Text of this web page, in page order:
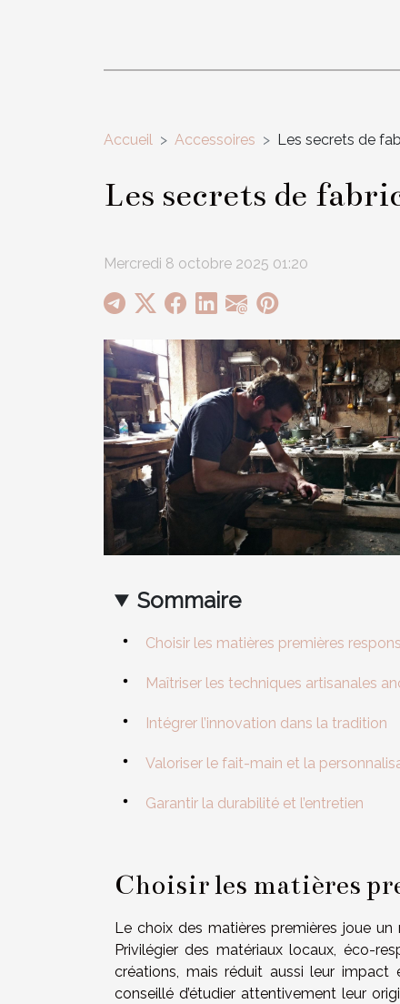
Accueil Accessoires Les secrets de
Les secrets de
Mercredi 8 octobre 2025 01:20
Sommaire
Choisir les matières premières
Maîtriser les techniques artisanales
Intégrer l’innovation dans la tradition
Valoriser le fait-main et la
Garantir la durabilité et l’entretien
Choisir les matières
Le choix des matières premières joue
Privilégier des matériaux locaux, éco-
créations, mais réduit aussi leur impact
conseillé d’étudier attentivement leur